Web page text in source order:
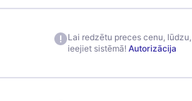
Lai redzētu preces cenu, lūdzu,
ieejiet sistēmā! Autorizācija